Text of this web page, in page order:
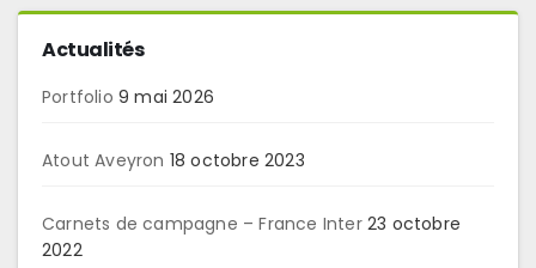
Actualités
Portfolio 9 mai 2026
Atout Aveyron 18 octobre 2023
Carnets de campagne – France Inter 23 octobre
2022